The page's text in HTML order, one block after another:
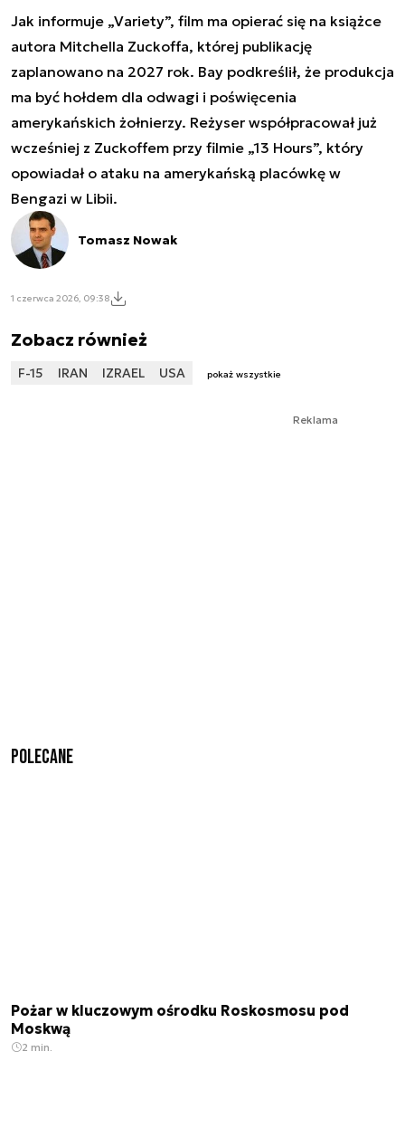
Jak informuje „Variety”, film ma opierać się na książce
autora Mitchella Zuckoffa, której publikację
zaplanowano na 2027 rok. Bay podkreślił, że produkcja
ma być hołdem dla odwagi i poświęcenia
amerykańskich żołnierzy. Reżyser współpracował już
wcześniej z Zuckoffem przy filmie „13 Hours”, który
opowiadał o ataku na amerykańską placówkę w
Bengazi w Libii.
Tomasz Nowak
1 czerwca 2026, 09:38
Zobacz również
F-15 IRAN IZRAEL USA pokaż wszystkie
Reklama
Polecane
Pożar w kluczowym ośrodku Roskosmosu pod
Moskwą
2 min.